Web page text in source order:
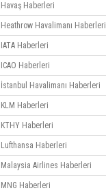
Havaş Haberleri
Heathrow Havalimanı Haberleri
IATA Haberleri
ICAO Haberleri
İstanbul Havalimanı Haberleri
KLM Haberleri
KTHY Haberleri
Lufthansa Haberleri
Malaysia Airlines Haberleri
MNG Haberleri